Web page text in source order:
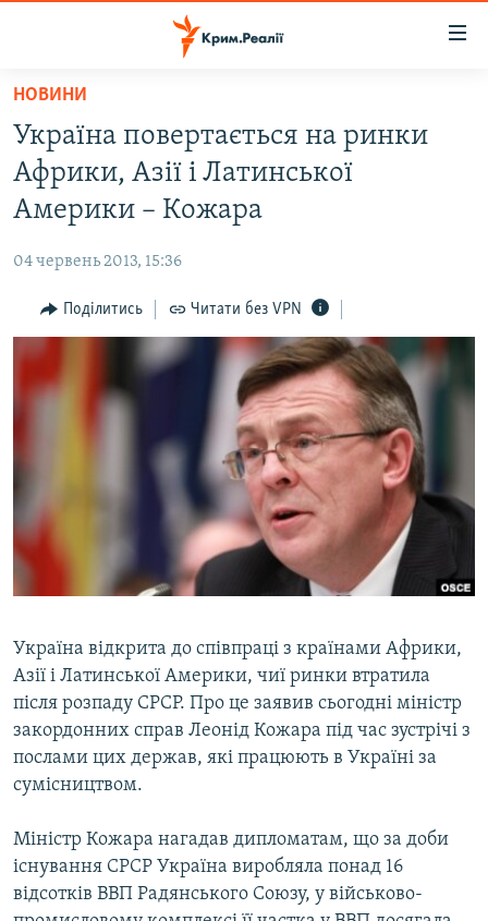
Перейти
основного
матеріалу
Перейти
до
основної
навігації
Перейти
до
пошуку
ВОДА.КРИМ
ВІДЕО ТА ФОТО
БЛОГИ
ПОГЛЯД
ІНТЕРВ'Ю
ВСЕ ЗА ДЕНЬ
СПЕЦПРОЕКТИ
УКРАЇНСЬКА ПРОБЛЕМА КРИМУ
ЯК ОБІЙТИ БЛОКУВАННЯ
Русский
Qırımtatar
Усі сайти RFE/RL
НОВИНИ
Україна повертається на ринки
Африки, Азії і Латинської
Америки – Кожара
04 червень 2013, 15:36
Поділитись Читати без VPN
Україна відкрита до співпраці з країнами Африки,
Азії і Латинської Америки, чиї ринки втратила
після розпаду СРСР. Про це заявив сьогодні міністр
закордонних справ Леонід Кожара під час зустрічі з
послами цих держав, які працюють в Україні за
сумісництвом.
Міністр Кожара нагадав дипломатам, що за доби
існування СРСР Україна виробляла понад 16
відсотків ВВП Радянського Союзу, у військово-